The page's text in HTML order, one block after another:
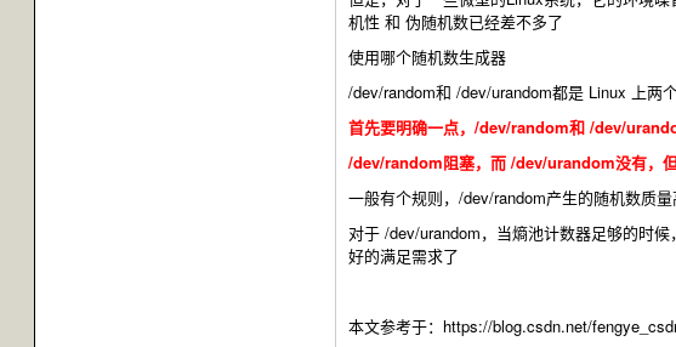
机性 和 伪随机数已经差不多了
使用哪个随机数生成器
/dev/random和 /dev/urandom都是 Linux 上两
首先要明确一点，/dev/random和 /dev/
/dev/random阻塞，而 /dev/urandom没有，但
一般有个规则，/dev/random产生的随机数质
对于 /dev/urandom，当熵池计数器足够的时
好的满足需求了
本文参考于：https://blog.csdn.net/